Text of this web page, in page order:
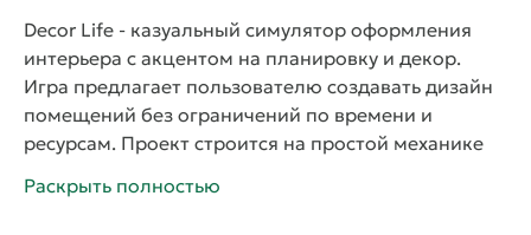
Decor Life - казуальный симулятор оформления
интерьера с акцентом на планировку и декор.
Игра предлагает пользователю создавать дизайн
помещений без ограничений по времени и
ресурсам. Проект строится на простой механике
уровень открывает новую квартиру или дом.
Раскрыть полностью